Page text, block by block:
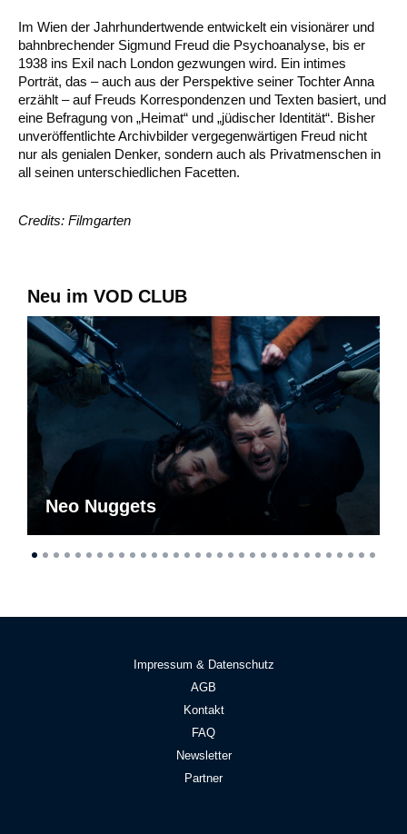
Im Wien der Jahrhundertwende entwickelt ein visionärer und
bahnbrechender Sigmund Freud die Psychoanalyse, bis er
1938 ins Exil nach London gezwungen wird. Ein intimes
Porträt, das – auch aus der Perspektive seiner Tochter Anna
erzählt – auf Freuds Korrespondenzen und Texten basiert, und
eine Befragung von „Heimat“ und „jüdischer Identität“. Bisher
unveröffentlichte Archivbilder vergegenwärtigen Freud nicht
nur als genialen Denker, sondern auch als Privatmenschen in
all seinen unterschiedlichen Facetten.
Credits: Filmgarten
Neu im VOD CLUB
Neo Nuggets
Impressum & Datenschutz
AGB
Kontakt
FAQ
Newsletter
Partner